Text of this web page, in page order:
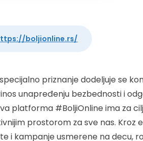
boljionline.rs/
priznanje dodeljuje se
unapređenju bezbednosti i
platforma #BoljiOnline ima za
prostorom za sve nas. Kroz
i kampanje usmerene na decu,